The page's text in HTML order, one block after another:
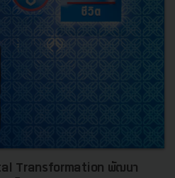
Transformation พัฒนา